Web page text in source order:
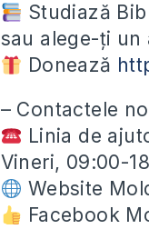
Studiază
sau alege-ți un
Donează
– Contactele
Linia de
Vineri, 09:00-
Website
Facebook